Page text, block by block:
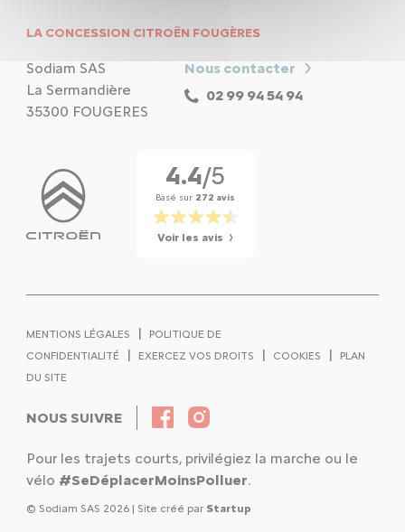
LA CONCESSION CITROËN FOUGÈRES
Sodiam SAS
La Sermandière
35300 FOUGERES
Nous contacter
02 99 94 54 94
4.4/5
Basé sur 272 avis
Voir les avis
MENTIONS LÉGALES |
POLITIQUE DE
CONFIDENTIALITÉ
| EXERCEZ VOS DROITS | COOKIES |
PLAN
DU SITE
NOUS SUIVRE
Pour les trajets courts, privilégiez la marche ou le
vélo #SeDéplacerMoinsPolluer.
© Sodiam SAS 2026 | Site créé par Startup